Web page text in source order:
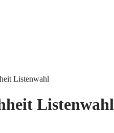
Listenwahl
Listenwahl